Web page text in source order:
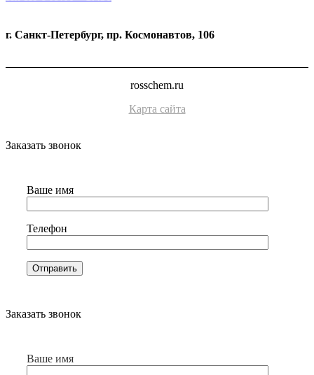
г. Санкт-Петербург, пр. Космонавтов, 106
rosschem.ru
Карта сайта
Заказать звонок
Ваше имя
Телефон
Заказать звонок
Ваше имя